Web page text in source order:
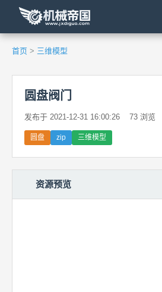
首页 > 三维模型
圆盘阀门
发布于 2021-12-31 16:00:26 73 浏览
圆盘 zip 三维模型
资源预览